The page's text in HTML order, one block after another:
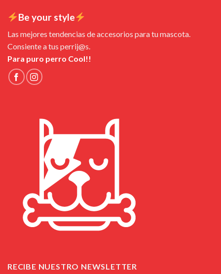
Be your style
Las mejores tendencias de accesorios para tu mascota.
Consiente a tus perrij@s.
Para puro perro Cool!!
RECIBE NUESTRO NEWSLETTER